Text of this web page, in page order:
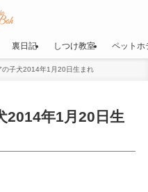
裏日記 しつけ教室 ペットホ
の子犬2014年1月20日生まれ
2014年1月20日生